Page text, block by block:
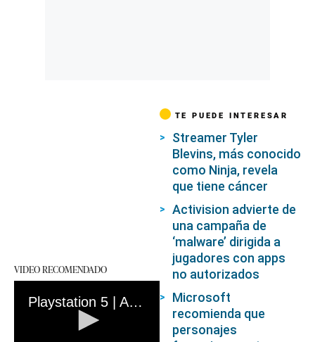
VIDEO RECOMENDADO
Playstation 5 | Así luciría la retrocompatiblidad con PlayStation 1
TE PUEDE INTERESAR
Streamer Tyler
Blevins, más conocido
como Ninja, revela
que tiene cáncer
Activision advierte de
una campaña de
‘malware’ dirigida a
jugadores con apps
no autorizados
Microsoft
recomienda que
personajes